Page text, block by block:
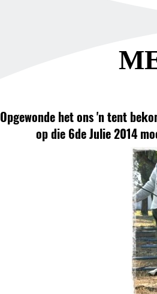
Opgewonde het ons 'n tent
op die 6de Julie 2014